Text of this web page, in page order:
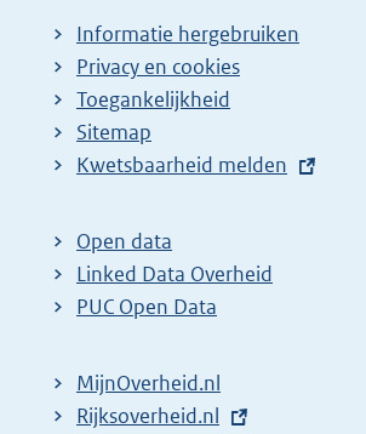
Informatie hergebruiken
Privacy en cookies
Toegankelijkheid
Sitemap
E
t
e
r
l
i
Kwetsbaarheid melden
Open data
Linked Data Overheid
PUC Open Data
MijnOverheid.nl
E
Rijksoverheid.nl